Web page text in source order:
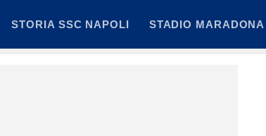
STORIA SSC NAPOLI STADIO MARADONA